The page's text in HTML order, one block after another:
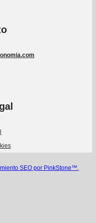
SEO por PinkStone™.